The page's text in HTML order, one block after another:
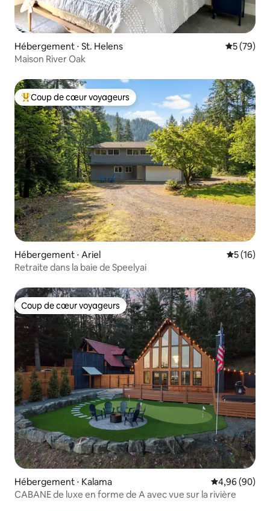
Hébergement ⋅ St. Helens
5 (79)
Maison River Oak
Coups de cœur voyageurs les plus appréciés
Coup de cœur voyageurs
Hébergement ⋅ Ariel
5 (16)
Retraite dans la baie de Speelyai
Coup de cœur voyageurs
Coup de cœur voyageurs
Hébergement ⋅ Kalama Évaluation
4,96 (90)
CABANE de luxe en forme de A avec vue sur la rivière